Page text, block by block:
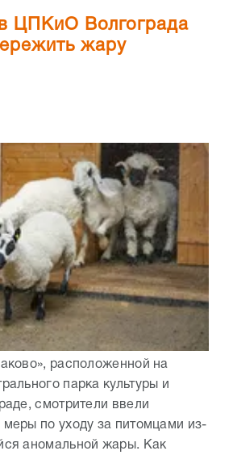
ЦПКиО Волгограда
жару
расположенной на
парка культуры и
смотрители ввели
меры по уходу за питомцами из-
аномальной жары. Как